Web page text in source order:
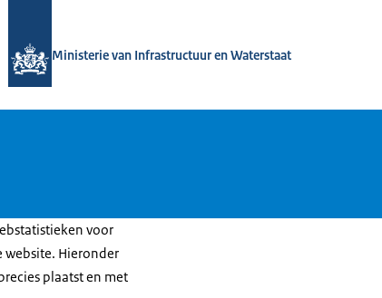
Ministerie van Infrastructuur en Waterstaat
voor
website. Hieronder
plaatst en met